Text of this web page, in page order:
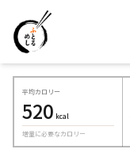
メニュー一覧
コラム
平均カロリー
520 kcal
増量に必要なカロリー